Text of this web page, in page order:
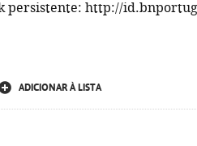
persistente: http://
ADICIONAR À LISTA